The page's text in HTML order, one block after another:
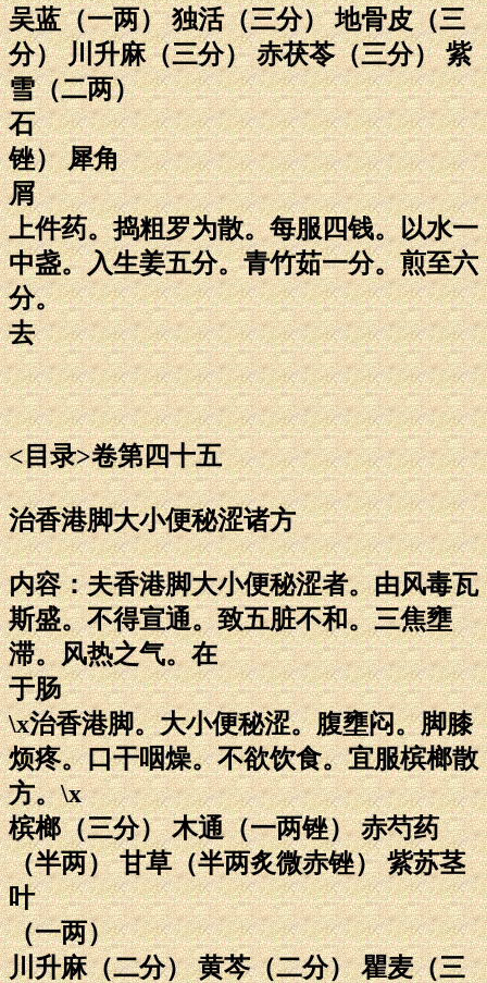
吴蓝（一两） 独活（三分） 地骨皮（三
分） 川升麻（三分） 赤茯苓（三分） 紫
雪（二两）
石
锉） 犀角
屑
上件药。捣粗罗为散。每服四钱。以水一
中盏。入生姜五分。青竹茹一分。煎至六
分。
去
<目录>卷第四十五
治香港脚大小便秘涩诸方
内容：夫香港脚大小便秘涩者。由风毒瓦
斯盛。不得宣通。致五脏不和。三焦壅
滞。风热之气。在
于肠
\x治香港脚。大小便秘涩。腹壅闷。脚膝
烦疼。口干咽燥。不欲饮食。宜服槟榔散
方。\x
槟榔（三分） 木通（一两锉） 赤芍药
（半两） 甘草（半两炙微赤锉） 紫苏茎
叶
（一两）
川升麻（二分） 黄芩（二分） 瞿麦（三